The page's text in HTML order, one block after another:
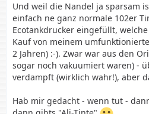
Und weil die Nandel ja sparsam
einfach ne ganz normale 102er
Ecotankdrucker eingefüllt,
Kauf von meinem
2 Jahren) :-). Zwar war aus den
sogar noch vakuumiert waren) -
verdampft (wirklich wahr!), aber
Hab mir gedacht - wenn tut -